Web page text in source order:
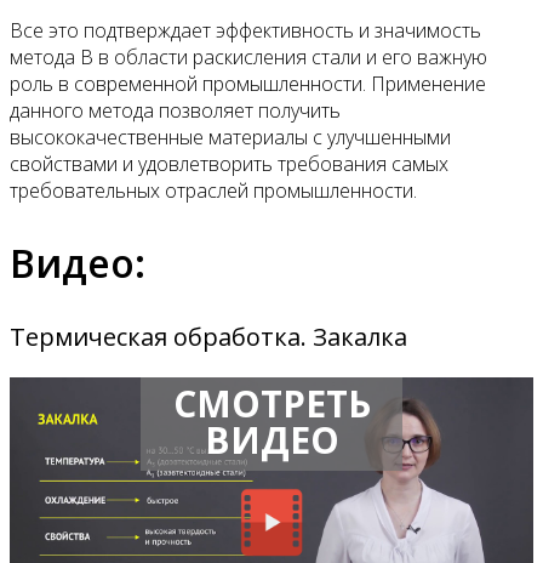
Все это подтверждает эффективность и значимость
метода B в области раскисления стали и его важную
роль в современной промышленности. Применение
данного метода позволяет получить
высококачественные материалы с улучшенными
свойствами и удовлетворить требования самых
требовательных отраслей промышленности.
Видео:
Термическая обработка. Закалка
СМОТРЕТЬ
ВИДЕО